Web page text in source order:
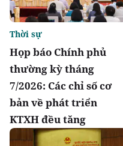
Họp báo Chính phủ
thường kỳ tháng
7/2026: Các chỉ số cơ
bản về phát triển
KTXH đều tăng
Thời sự